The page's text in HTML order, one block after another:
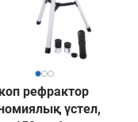
рефрактор
үстел,